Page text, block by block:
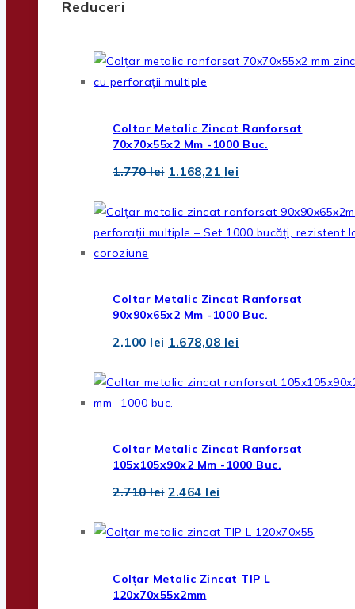
Reduceri
Coltar Metalic Zincat Ranforsat
70x70x55x2 Mm -1000 Buc.
1.770lei Prețul
inițial
fost:
1.168,21 lei
curent
1.168,21 lei.
Coltar Metalic Zincat Ranforsat
90x90x65x2 Mm -1000 Buc.
2.100lei Prețul
inițial
fost:
1.678,08 lei
curent
1.678,08 lei.
Coltar Metalic Zincat Ranforsat
105x105x90x2 Mm -1000 Buc.
2.710lei Prețul
inițial
fost:
2.464 lei
curent
2.464 lei.
Colțar Metalic Zincat TIP L
120x70x55x2mm